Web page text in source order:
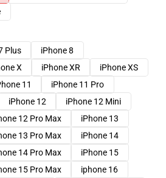
Plus
iPhone 8
X iPhone XR
iPhone XS
11
iPhone 11 Pro
iPhone 12
iPhone 12 Mini
12 Pro Max
iPhone 13
13 Pro Max
iPhone 14
14 Pro Max
iPhone 15
15 Pro Max
iphone 16